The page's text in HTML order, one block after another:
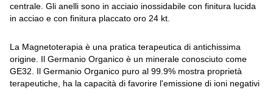
centrale. Gli anelli sono in acciaio inossidabile con finitura lucida
in acciao e con finitura placcato oro 24 kt.
La Magnetoterapia è una pratica terapeutica di antichissima
origine. Il Germanio Organico è un minerale conosciuto come
GE32. Il Germanio Organico puro al 99.9% mostra proprietà
terapeutiche, ha la capacità di favorire l'emissione di ioni negativi